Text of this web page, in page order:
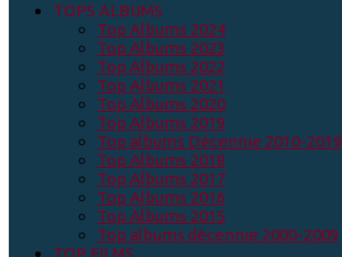
TOPS ALBUMS
Top Albums 2024
Top Albums 2023
Top Albums 2022
Top Albums 2021
Top Albums 2020
Top Albums 2019
Top albums Décennie 2010-2019
Top Albums 2018
Top Albums 2017
Top Albums 2016
Top Albums 2015
Top albums décennie 2000-2009